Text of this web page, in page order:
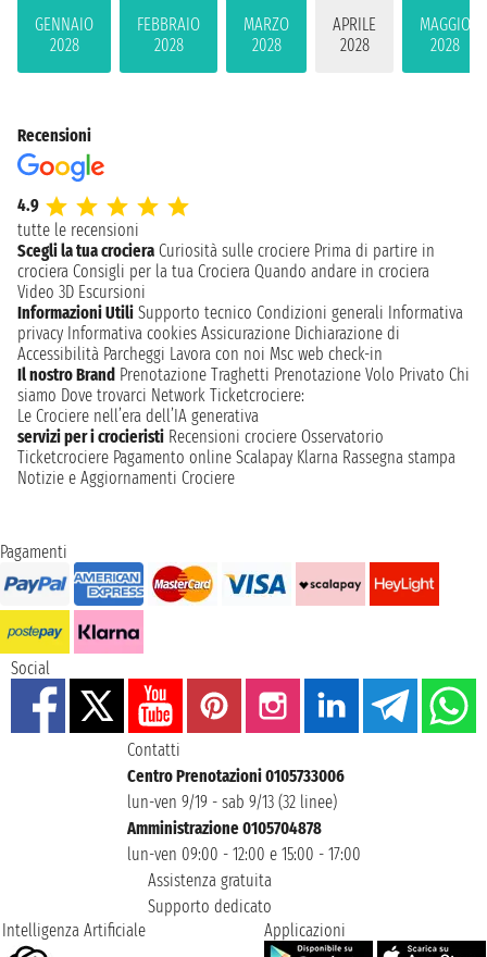
GENNAIO
2028
FEBBRAIO
2028
MARZO
2028
APRILE
2028
MAGGIO
2028
Recensioni
4.9
tutte le recensioni
Scegli la tua crociera Curiosità sulle crociere Prima di partire in
crociera Consigli per la tua Crociera Quando andare in crociera
Video 3D Escursioni
Informazioni Utili Supporto tecnico Condizioni generali Informativa
privacy Informativa cookies Assicurazione Dichiarazione di
Accessibilità Parcheggi Lavora con noi Msc web check-in
Il nostro Brand Prenotazione Traghetti Prenotazione Volo Privato Chi
siamo Dove trovarci Network Ticketcrociere:
Le Crociere nell’era dell’IA generativa
servizi per i crocieristi Recensioni crociere Osservatorio
Ticketcrociere Pagamento online Scalapay Klarna Rassegna stampa
Notizie e Aggiornamenti Crociere
Pagamenti
Social
Contatti
Centro Prenotazioni 0105733006
lun-ven 9/19 - sab 9/13 (32 linee)
Amministrazione 0105704878
lun-ven 09:00 - 12:00 e 15:00 - 17:00
Assistenza gratuita
Supporto dedicato
Intelligenza Artificiale
Applicazioni